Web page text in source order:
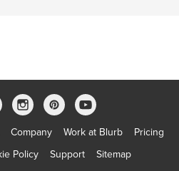
Company Work at Blurb
Pricing
Policy Support Sitemap